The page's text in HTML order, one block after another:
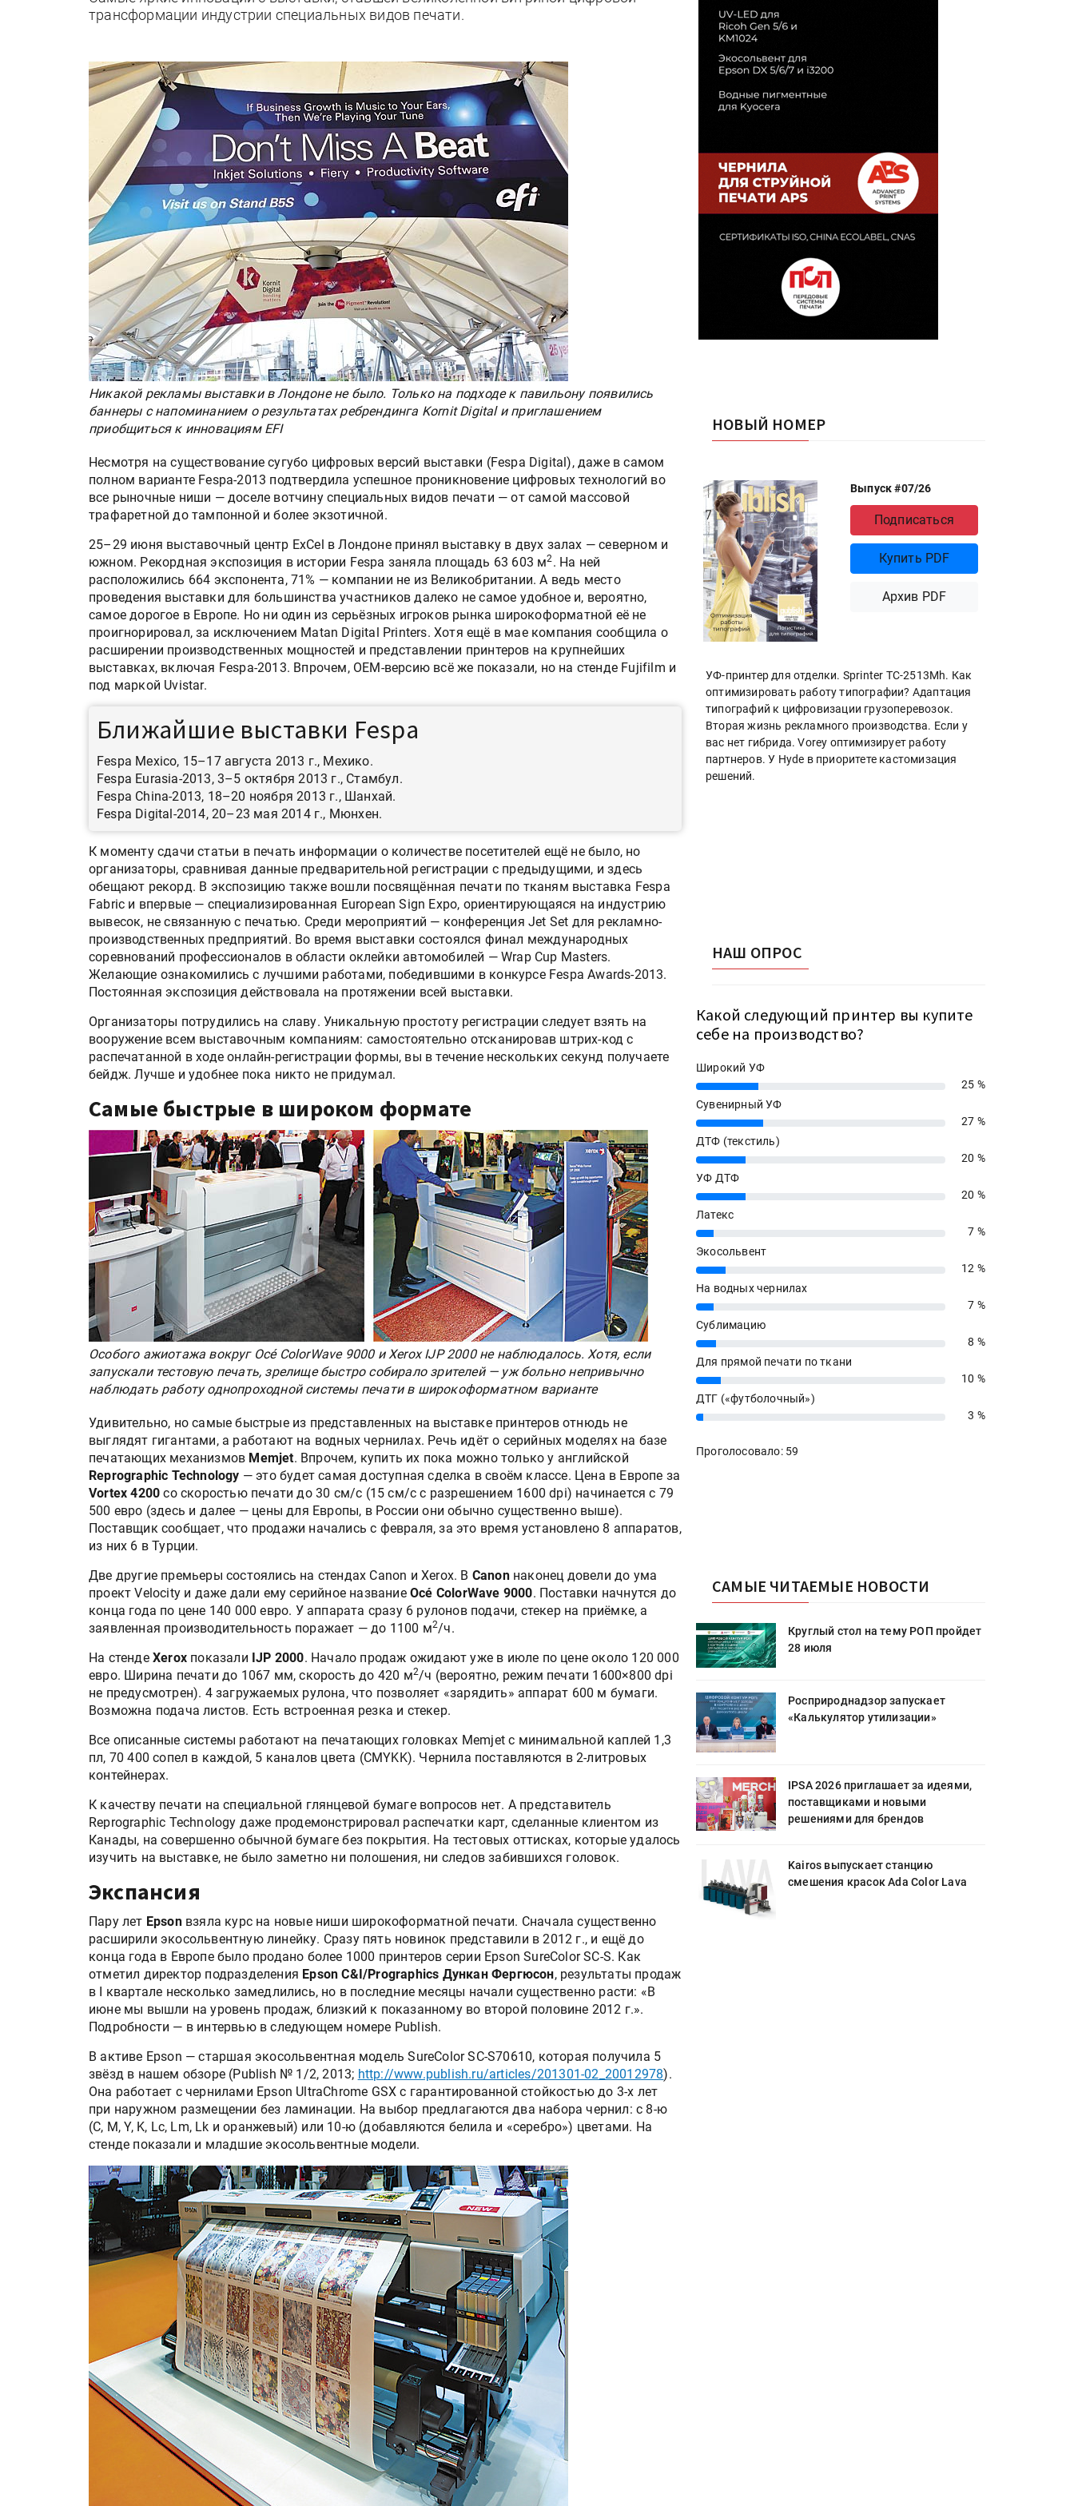
трансформации индустрии специальных видов печати.
Никакой рекламы выставки в Лондоне не было. Только на подходе к павильону появились
баннеры с напоминанием о результатах ребрендинга Kornit Digital и приглашением
приобщиться к инновациям EFI
Несмотря на существование сугубо цифровых версий выставки (Fespa Digital), даже в самом
полном варианте Fespa-2013 подтвердила успешное проникновение цифровых технологий во
все рыночные ниши — доселе вотчину специальных видов печати — от самой массовой
трафаретной до тампонной и более экзотичной.
25–29 июня выставочный центр ExCel в Лондоне принял выставку в двух залах — северном и
южном. Рекордная экспозиция в истории Fespa заняла площадь 63 603 м2. На ней
расположились 664 экспонента, 71% — компании не из Великобритании. А ведь место
проведения выставки для большинства участников далеко не самое удобное и, вероятно,
самое дорогое в Европе. Но ни один из серьёзных игроков рынка широкоформатной её не
проигнорировал, за исключением Matan Digital Printers. Хотя ещё в мае компания сообщила о
расширении производственных мощностей и представлении принтеров на крупнейших
выставках, включая Fespa-2013. Впрочем, OEM-версию всё же показали, но на стенде Fujifilm и
под маркой Uvistar.
Ближайшие выставки Fespa
Fespa Mexico, 15–17 августа 2013 г., Мехико.
Fespa Eurasia-2013, 3–5 октября 2013 г., Стамбул.
Fespa China-2013, 18–20 ноября 2013 г., Шанхай.
Fespa Digital-2014, 20–23 мая 2014 г., Мюнхен.
К моменту сдачи статьи в печать информации о количестве посетителей ещё не было, но
организаторы, сравнивая данные предварительной регистрации с предыдущими, и здесь
обещают рекорд. В экспозицию также вошли посвящённая печати по тканям выставка Fespa
Fabric и впервые — специализированная European Sign Expo, ориентирующаяся на индустрию
вывесок, не связанную с печатью. Среди мероприятий — конференция Jet Set для рекламно-
производственных предприятий. Во время выставки состоялся финал международных
соревнований профессионалов в области оклейки автомобилей — Wrap Cup Masters.
Желающие ознакомились с лучшими работами, победившими в конкурсе Fespa Awards-2013.
Постоянная экспозиция действовала на протяжении всей выставки.
Организаторы потрудились на славу. Уникальную простоту регистрации следует взять на
вооружение всем выставочным компаниям: самостоятельно отсканировав штрих-код с
распечатанной в ходе онлайн-регистрации формы, вы в течение нескольких секунд получаете
бейдж. Лучше и удобнее пока никто не придумал.
Самые быстрые в широком формате
Особого ажиотажа вокруг Océ ColorWave 9000 и Xerox IJP 2000 не наблюдалось. Хотя, если
запускали тестовую печать, зрелище быстро собирало зрителей — уж больно непривычно
наблюдать работу однопроходной системы печати в широкоформатном варианте
Удивительно, но самые быстрые из представленных на выставке принтеров отнюдь не
выглядят гигантами, а работают на водных чернилах. Речь идёт о серийных моделях на базе
печатающих механизмов Memjet. Впрочем, купить их пока можно только у английской
Reprographic Technology — это будет самая доступная сделка в своём классе. Цена в Европе за
Vortex 4200 со скоростью печати до 30 см/с (15 см/c с разрешением 1600 dpi) начинается с 79
500 евро (здесь и далее — цены для Европы, в России они обычно существенно выше).
Поставщик сообщает, что продажи начались с февраля, за это время установлено 8 аппаратов,
из них 6 в Турции.
Две другие премьеры состоялись на стендах Canon и Xerox. В Canonнаконец довели до ума
проект Velocity и даже дали ему серийное названиеOcé ColorWave 9000. Поставки начнутся до
конца года по цене 140 000 евро. У аппарата сразу 6 рулонов подачи, стекер на приёмке, а
заявленная производительность поражает — до 1100 м2/ч.
На стендеXerox показали IJP 2000. Начало продаж ожидают уже в июле по цене около 120 000
евро. Ширина печати до 1067 мм, скорость до 420 м2/ч (вероятно, режим печати 1600×800 dpi
не предусмотрен). 4 загружаемых рулона, что позволяет «зарядить» аппарат 600 м бумаги.
Возможна подача листов. Есть встроенная резка и стекер.
Все описанные системы работают на печатающих головках Memjet с минимальной каплей 1,3
пл, 70 400 сопел в каждой, 5 каналов цвета (CMYKK). Чернила поставляются в 2-литровых
контейнерах.
К качеству печати на специальной глянцевой бумаге вопросов нет. А представитель
Reprographic Technology даже продемонстрировал распечатки карт, сделанные клиентом из
Канады, на совершенно обычной бумаге без покрытия. На тестовых оттисках, которые удалось
изучить на выставке, не было заметно ни полошения, ни следов забившихся головок.
Экспансия
Пару лет Epsonвзяла курс на новые ниши широкоформатной печати. Сначала существенно
расширили экосольвентную линейку. Сразу пять новинок представили в 2012 г., и ещё до
конца года в Европе было продано более 1000 принтеров серии Epson SureColor SC-S. Как
отметил директор подразделения Epson C&I/Prographics Дункан Фергюсон, результаты продаж
в I квартале несколько замедлились, но в последние месяцы начали существенно расти: «В
июне мы вышли на уровень продаж, близкий к показанному во второй половине 2012 г.».
Подробности — в интервью в следующем номере Publish.
В активе Epson — старшая экосольвентная модель SureColor SC-S70610, которая получила 5
звёзд в нашем обзоре (Publish № 1/2, 2013; http://www.publish.ru/articles/201301-02_20012978).
Она работает с чернилами Epson UltraChrome GSX с гарантированной стойкостью до 3-х лет
при наружном размещении без ламинации. На выбор предлагаются два набора чернил: с 8-ю
(C, M, Y, K, Lc, Lm, Lk и оранжевый) или 10-ю (добавляются белила и «серебро») цветами. На
стенде показали и младшие экосольвентные модели.
НОВЫЙ НОМЕР
Выпуск #07/26
Подписаться
Купить PDF
Архив PDF
УФ-принтер для отделки. Sprinter ТС-2513Mh. Как
оптимизировать работу типографии? Адаптация
типографий к цифровизации грузоперевозок.
Вторая жизнь рекламного производства. Если у
вас нет гибрида. Vorey оптимизирует работу
партнеров. У Hyde в приоритете кастомизация
решений.
НАШ ОПРОС
Какой следующий принтер вы купите
себе на производство?
Широкий УФ
25%
25 %
Сувенирный УФ
27%
27 %
ДТФ (текстиль)
20%
20 %
УФ ДТФ
20%
20 %
Латекс
7%
7 %
Экосольвент
12%
12 %
На водных чернилах
7%
7 %
Сублимацию
8%
8 %
Для прямой печати по ткани
10%
10 %
ДТГ («футболочный»)
3% 3 %
Проголосовало: 59
САМЫЕ ЧИТАЕМЫЕ НОВОСТИ
Круглый стол на тему РОП пройдет
Росприроднадзор запускает
поставщиками и новыми
решениями для брендов
Kairos выпускает станцию
поставщиками и новыми
решениями для брендов
Kairos выпускает станцию
Круглый стол на тему РОП пройдет
28 июля
Росприроднадзор запускает
«Калькулятор утилизации»
IPSA 2026 приглашает за идеями,
поставщиками и новыми
решениями для брендов
Kairos выпускает станцию
смешения красок Ada Color Lava